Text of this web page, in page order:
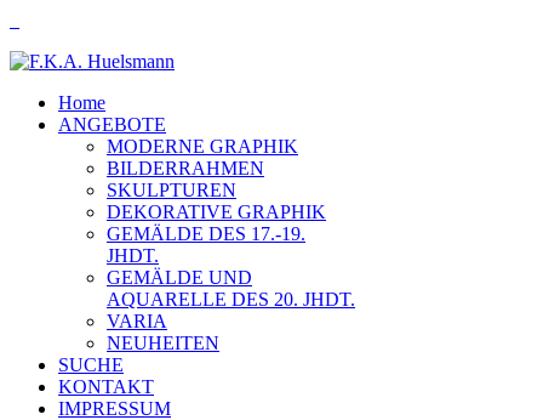
Home
ANGEBOTE
MODERNE GRAPHIK
BILDERRAHMEN
SKULPTUREN
DEKORATIVE GRAPHIK
GEMÄLDE DES 17.-19.
JHDT.
GEMÄLDE UND
AQUARELLE DES 20. JHDT.
VARIA
NEUHEITEN
SUCHE
KONTAKT
IMPRESSUM